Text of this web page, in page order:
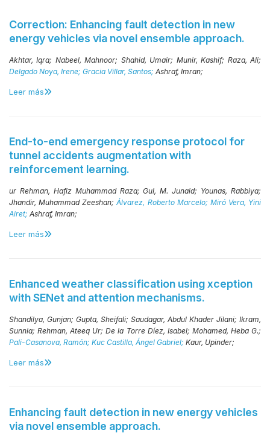
Correction: Enhancing fault detection in new
energy vehicles via novel ensemble approach.
Akhtar, Iqra; Nabeel, Mahnoor; Shahid, Umair; Munir, Kashif; Raza, Ali;
Delgado Noya, Irene; Gracia Villar, Santos; Ashraf, Imran;
Leer más
End-to-end emergency response protocol for
tunnel accidents augmentation with
reinforcement learning.
ur Rehman, Hafiz Muhammad Raza;Gul, M. Junaid; Younas, Rabbiya;
Jhandir, Muhammad Zeeshan;Álvarez, Roberto Marcelo; Miró Vera, Yini
Airet; Ashraf, Imran;
Leer más
Enhanced weather classification using xception
with SENet and attention mechanisms.
Shandilya, Gunjan; Gupta, Sheifali; Saudagar, Abdul Khader Jilani; Ikram,
Sunnia;Rehman, Ateeq Ur;De la Torre Díez, Isabel; Mohamed, Heba G.;
Pali-Casanova, Ramón; Kuc Castilla, Ángel Gabriel; Kaur, Upinder;
Leer más
Enhancing fault detection in new energy vehicles
via novel ensemble approach.